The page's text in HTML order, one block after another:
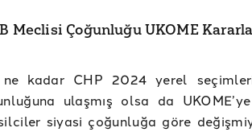
Meclisi Çoğunluğu UKOME
kadar CHP 2024 yerel
ulaşmış olsa da
siyasi çoğunluğa göre